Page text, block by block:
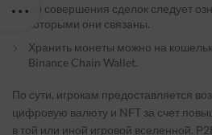
До совершения сделок следует
которыми они связаны.
Хранить монеты можно на
Binance Chain Wallet.
По сути, игрокам предоставляется
цифровую валюту и NFT за счет
в той или иной игровой вселенной.